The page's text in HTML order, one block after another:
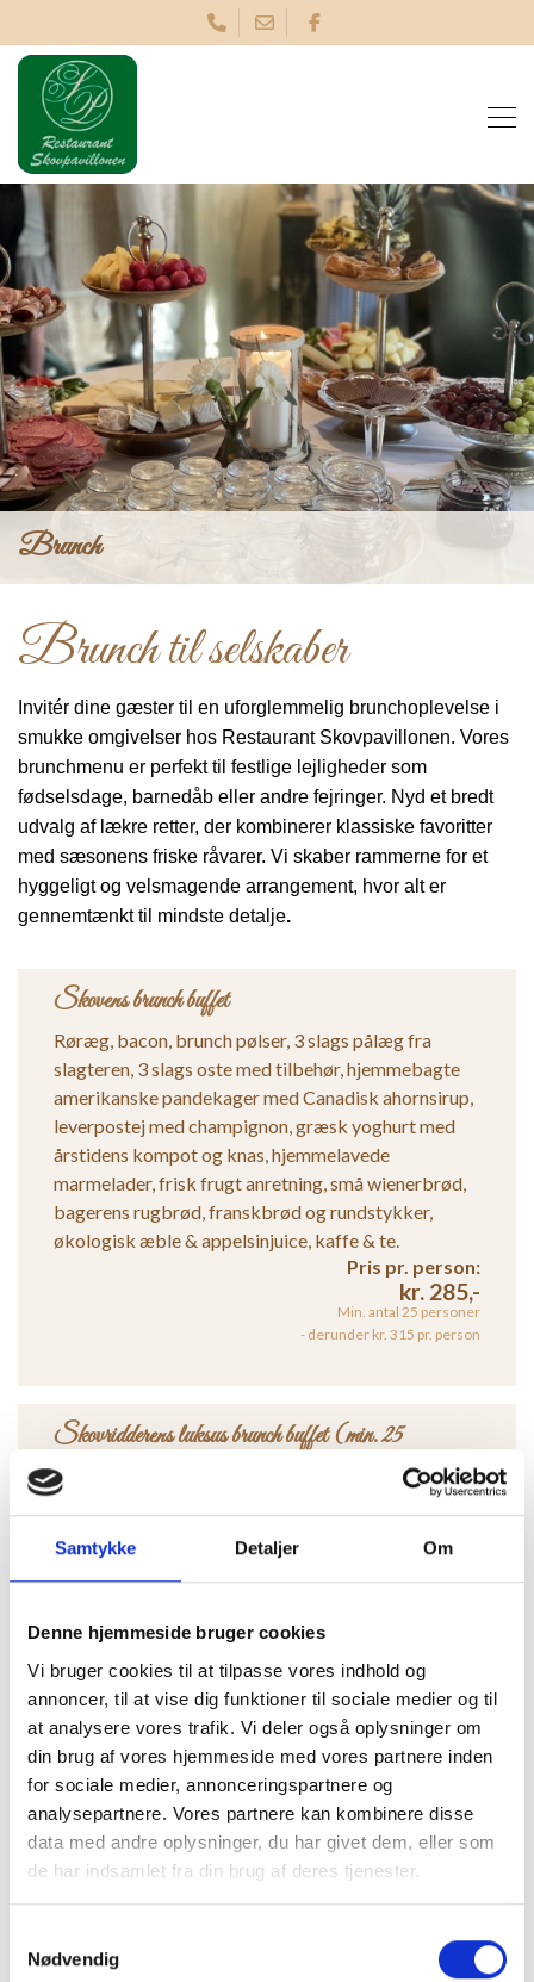
Samtykke Detaljer Om
Denne hjemmeside bruger cookies
Vi bruger cookies til at tilpasse vores indhold og
annoncer, til at vise dig funktioner til sociale medier og til
at analysere vores trafik. Vi deler også oplysninger om
din brug af vores hjemmeside med vores partnere inden
for sociale medier, annonceringspartnere og
analysepartnere. Vores partnere kan kombinere disse
data med andre oplysninger, du har givet dem, eller som
de har indsamlet fra din brug af deres tjenester.
Nødvendig
til
hovedindhold
Brunch
Brunch til selskaber
Invitér dine gæster til en uforglemmelig brunchoplevelse i
smukke omgivelser hos Restaurant Skovpavillonen. Vores
brunchmenu er perfekt til festlige lejligheder som
fødselsdage, barnedåb eller andre fejringer. Nyd et bredt
udvalg af lækre retter, der kombinerer klassiske favoritter
med sæsonens friske råvarer. Vi skaber rammerne for et
hyggeligt og velsmagende arrangement, hvor alt er
gennemtænkt til mindste detalje.
Skovens brunch buffet
Røræg, bacon, brunch pølser, 3 slags pålæg fra
slagteren, 3 slags oste med tilbehør, hjemmebagte
amerikanske pandekager med Canadisk ahornsirup,
leverpostej med champignon, græsk yoghurt med
årstidens kompot og knas, hjemmelavede
marmelader, frisk frugt anretning, små wienerbrød,
bagerens rugbrød, franskbrød og rundstykker,
økologisk æble & appelsinjuice, kaffe & te.
Pris pr. person:
kr. 285,-
Min. antal 25 personer
- derunder kr. 315 pr. person
Skovridderens luksus brunch buffet (min. 25
personer)
hjemmebagte amerikanske pandekager med
Canadisk ahornsirup, hjemmelavet leverpostej med
og knas, butterdej med laks og flødeostcreme, tærte
med løg og bacon, hjemmelavede marmelader, små
wienerbrød, bagerens rugbrød, franskbrød og
rundstykker, økologisk æble & appelsinjuice, kaffe
& te.
Pris pr. person:
kr. 315,-
Min. antal 25 personer
- derunder kr. 335 pr. person